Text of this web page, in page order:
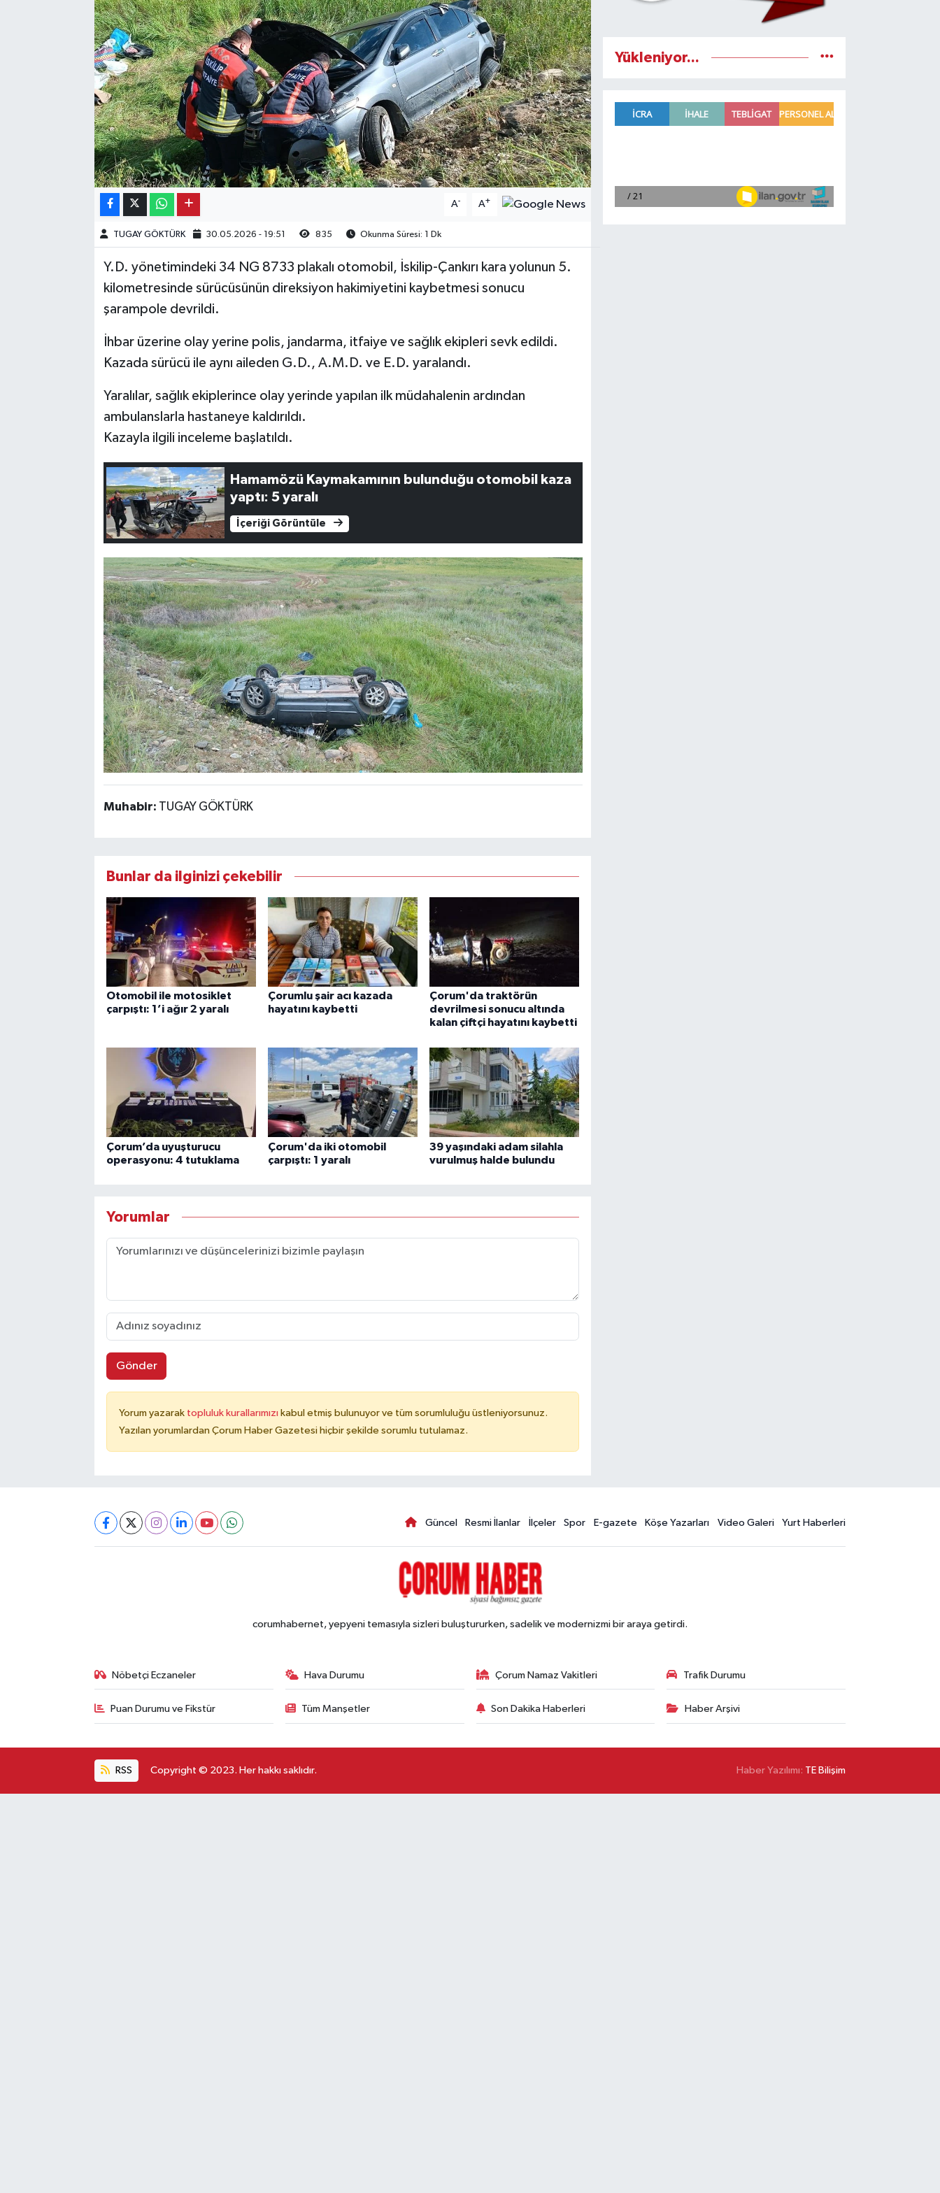
A- A+
TUGAY GÖKTÜRK 30.05.2026 - 19:51 835 Okunma Süresi: 1 Dk
Y.D. yönetimindeki 34 NG 8733 plakalı otomobil, İskilip-Çankırı kara yolunun 5.
kilometresinde sürücüsünün direksiyon hakimiyetini kaybetmesi sonucu
şarampole devrildi.
İhbar üzerine olay yerine polis, jandarma, itfaiye ve sağlık ekipleri sevk edildi.
Kazada sürücü ile aynı aileden G.D., A.M.D. ve E.D. yaralandı.
Yaralılar, sağlık ekiplerince olay yerinde yapılan ilk müdahalenin ardından
ambulanslarla hastaneye kaldırıldı.
Kazayla ilgili inceleme başlatıldı.
Hamamözü Kaymakamının bulunduğu otomobil kaza
yaptı: 5 yaralı
İçeriği Görüntüle
Muhabir: TUGAY GÖKTÜRK
Bunlar da ilginizi çekebilir
Otomobil ile motosiklet
çarpıştı: 1’i ağır 2 yaralı
Çorumlu şair acı kazada
hayatını kaybetti
Çorum'da traktörün
devrilmesi sonucu altında
kalan çiftçi hayatını kaybetti
Çorum’da uyuşturucu
operasyonu: 4 tutuklama
Çorum'da iki otomobil
çarpıştı: 1 yaralı
39 yaşındaki adam silahla
vurulmuş halde bulundu
Yorumlar
Gönder
Yorum yazarak topluluk kurallarımızı kabul etmiş bulunuyor ve tüm sorumluluğu üstleniyorsunuz.
Yazılan yorumlardan Çorum Haber Gazetesi hiçbir şekilde sorumlu tutulamaz.
Yükleniyor...
Güncel Resmi İlanlar İlçeler Spor E-gazete Köşe Yazarları Video Galeri Yurt Haberleri
corumhabernet, yepyeni temasıyla sizleri buluştururken, sadelik ve modernizmi bir araya getirdi.
Nöbetçi Eczaneler Hava Durumu Çorum Namaz Vakitleri Trafik Durumu
Puan Durumu ve Fikstür Tüm Manşetler Son Dakika Haberleri Haber Arşivi
RSS Copyright © 2023. Her hakkı saklıdır. Haber Yazılımı: TE Bilişim